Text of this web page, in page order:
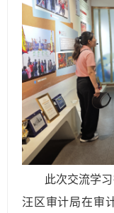
此次交流学
汪区审计局在审